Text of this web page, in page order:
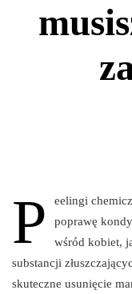
P
eelingi
poprawę
wśród kobiet,
substancji
skuteczne usunięcie